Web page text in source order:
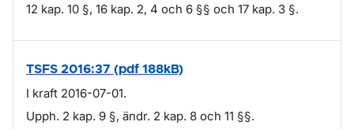
12 kap. 10 §, 16 kap. 2, 4 och 6 §§ och 17 kap. 3 §.
TSFS 2016:37 (pdf 188kB)
I kraft 2016-07-01.
Upph. 2 kap. 9 §, ändr. 2 kap. 8 och 11 §§.